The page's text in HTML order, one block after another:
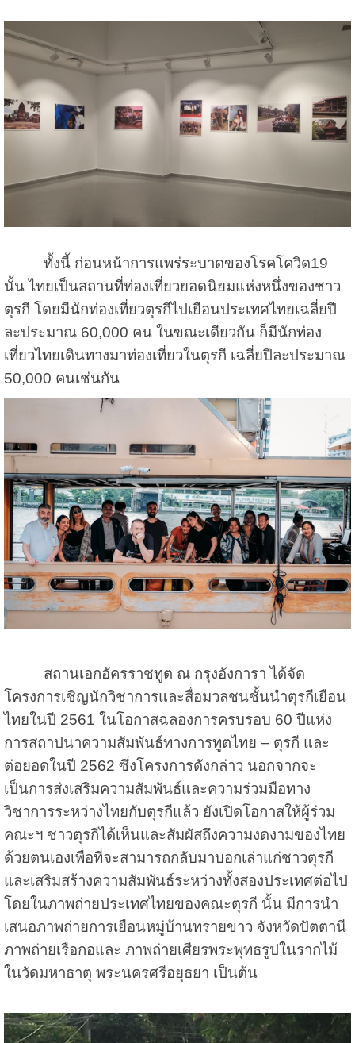
ทั้งนี้ ก่อนหน้าการแพร่ระบาดของโรคโควิด19
นั้น ไทยเป็นสถานที่ท่องเที่ยวยอดนิยมแห่งหนึ่งของชาว
ตุรกี โดยมีนักท่องเที่ยวตุรกีไปเยือนประเทศไทยเฉลี่ยปี
ละประมาณ 60,000 คน ในขณะเดียวกัน ก็มีนักท่อง
เที่ยวไทยเดินทางมาท่องเที่ยวในตุรกี เฉลี่ยปีละประมาณ
50,000 คนเช่นกัน
สถานเอกอัครราชทูต ณ กรุงอังการา ได้จัด
โครงการเชิญนักวิชาการและสื่อมวลชนชั้นนำตุรกีเยือน
ไทยในปี 2561 ในโอกาสฉลองการครบรอบ 60 ปีแห่ง
การสถาปนาความสัมพันธ์ทางการทูตไทย – ตุรกี และ
ต่อยอดในปี 2562 ซึ่งโครงการดังกล่าว นอกจากจะ
เป็นการส่งเสริมความสัมพันธ์และความร่วมมือทาง
วิชาการระหว่างไทยกับตุรกีแล้ว ยังเปิดโอกาสให้ผู้ร่วม
คณะฯ ชาวตุรกีได้เห็นและสัมผัสถึงความงดงามของไทย
ด้วยตนเองเพื่อที่จะสามารถกลับมาบอกเล่าแก่ชาวตุรกี
และเสริมสร้างความสัมพันธ์ระหว่างทั้งสองประเทศต่อไป
โดยในภาพถ่ายประเทศไทยของคณะตุรกี นั้น มีการนำ
เสนอภาพถ่ายการเยือนหมู่บ้านทรายขาว จังหวัดปัตตานี
ภาพถ่ายเรือกอและ ภาพถ่ายเศียรพระพุทธรูปในรากไม้
ในวัดมหาธาตุ พระนครศรีอยุธยา เป็นต้น